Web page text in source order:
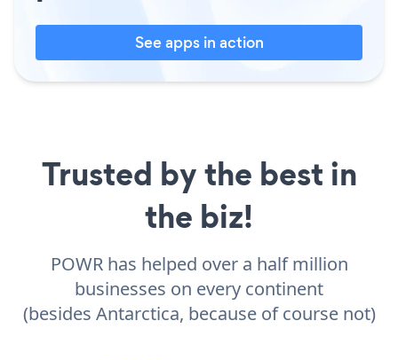
See apps in action
Trusted by the best in
the biz!
POWR has helped over a half million
businesses on every continent
(besides Antarctica, because of course not)